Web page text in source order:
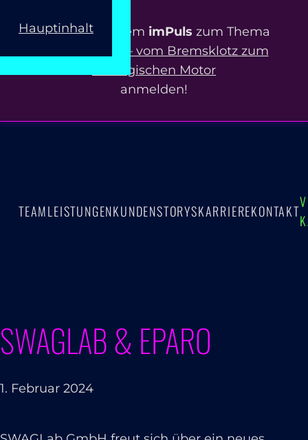
Hauptinhalt
Jetzt zu unserem imPuls zum Thema
ERP-Projekte – vom Bremsklotz zum
strategischen Motor
anmelden!
TEAMLEISTUNGENKUNDENSTORYSKARRIEREKONTAKT
SWAGLAB & EPARO
1. Februar 2024